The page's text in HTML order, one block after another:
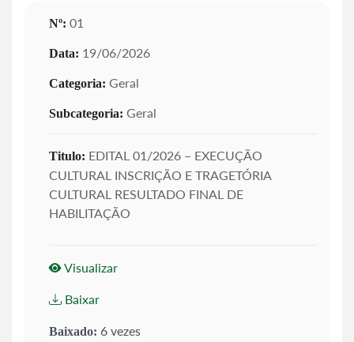
Nº: 01
Data: 19/06/2026
Categoria: Geral
Subcategoria: Geral
Titulo: EDITAL 01/2026 – EXECUÇÃO
CULTURAL INSCRIÇÃO E TRAGETÓRIA
CULTURAL RESULTADO FINAL DE
HABILITAÇÃO
Visualizar
Baixar
Baixado: 6 vezes